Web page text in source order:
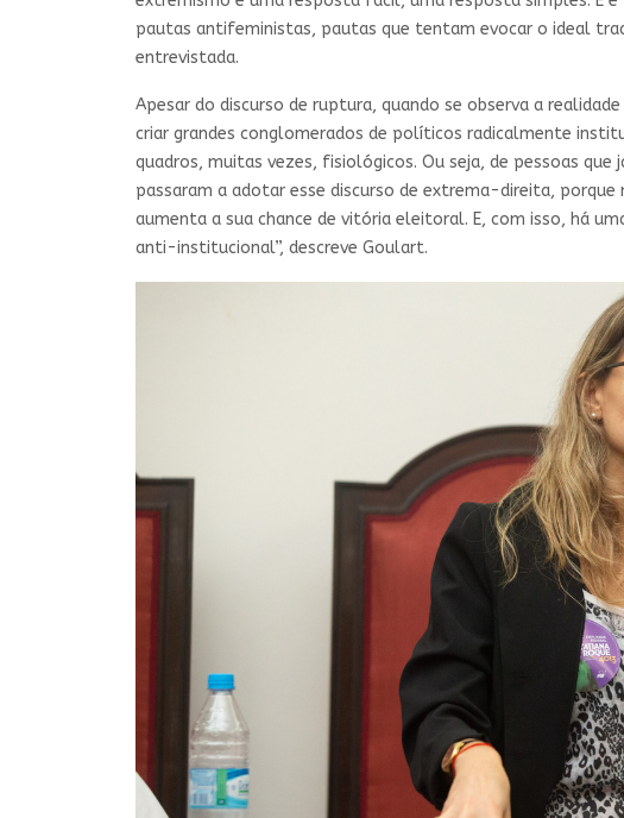
pautas antifeministas, pautas que tentam evocar o ideal
entrevistada.
Apesar do discurso de ruptura, quando se observa a
criar grandes conglomerados de políticos radicalmente
quadros, muitas vezes, fisiológicos. Ou seja, de pessoas
passaram a adotar esse discurso de extrema-direita,
aumenta a sua chance de vitória eleitoral. E, com isso, há
anti-institucional”, descreve Goulart.